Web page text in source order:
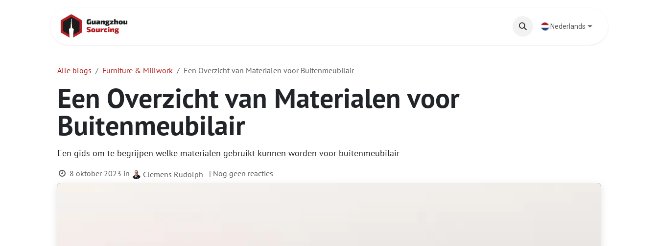
Nederlands
Alle blogs Furniture & Millwork Een Overzicht van Materialen voor Buitenmeubilair
Een Overzicht van Materialen voor
Buitenmeubilair
Een gids om te begrijpen welke materialen gebruikt kunnen worden voor buitenmeubilair
8 oktober 2023 in Clemens Rudolph | Nog geen reacties